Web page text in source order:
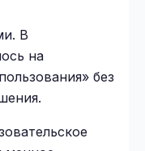
В
на
без